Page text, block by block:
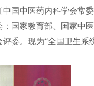
国中医药内科学会常委
国家教育部、国家中
委。现为“全国卫生系